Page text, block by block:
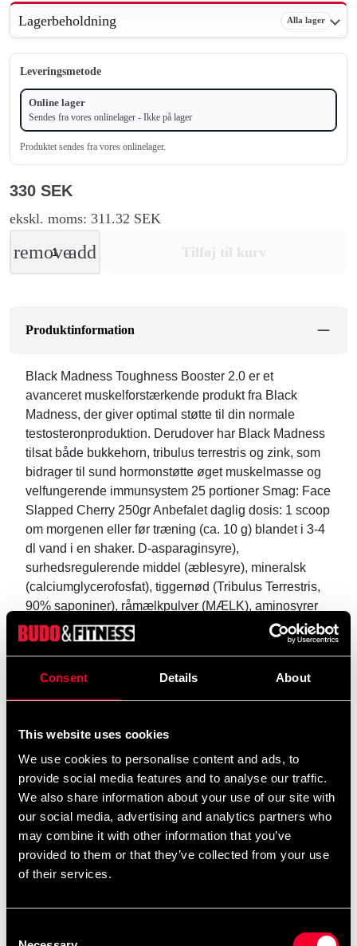
Consent Details About
This website uses cookies
We use cookies to personalise content and ads, to
provide social media features and to analyse our traffic.
We also share information about your use of our site with
our social media, advertising and analytics partners who
may combine it with other information that you’ve
provided to them or that they’ve collected from your use
of their services.
Lagerbeholdning Alla lager
Leveringsmetode
Online lager
Sendes fra vores onlinelager - Ikke på lager
Produktet sendes fra vores onlinelager.
330 SEK
ekskl. moms: 311.32 SEK
removeadd Tilføj til kurv
Produktinformation
Black Madness Toughness Booster 2.0 er et
avanceret muskelforstærkende produkt fra Black
Madness, der giver optimal støtte til din normale
testosteronproduktion. Derudover har Black Madness
tilsat både bukkehorn, tribulus terrestris og zink, som
bidrager til sund hormonstøtte øget muskelmasse og
velfungerende immunsystem 25 portioner Smag: Face
Slapped Cherry 250gr Anbefalet daglig dosis: 1 scoop
om morgenen eller før træning (ca. 10 g) blandet i 3-4
dl vand i en shaker. D-asparaginsyre),
surhedsregulerende middel (æblesyre), mineralsk
(calciumglycerofosfat), tiggernød (Tribulus Terrestris,
90% saponiner), råmælkpulver (MÆLK), aminosyrer
(L-theanin), bukkehornsekstrakt, mineraler (zink)
gluconat), vitaminer (nikotinsyre),
(aspartam, acesulfam -K), smagsstoffer, farve (E131).
Indeholder mælkeprodukter Produktet indeholder
hudrødme. Dette er helt ufarligt og forsvinder normalt
inden for en time.*Råmælk er lavet af den første mælk,
som en ko producerer, når den kælver. Kosttilskud
erstatter ikke en varieret kost og er ikke beregnet til
medicinsk brug. Den anbefalede dosis bør ikke
overskrides. Produceret på en fabrik, der håndterer
mælk, æg og soja. Opbevares tørt og utilgængeligt for
børn. Bedst før: Se stempel.ADVARSEL! Anbefales
give positiv respons i dopingkontrollen.